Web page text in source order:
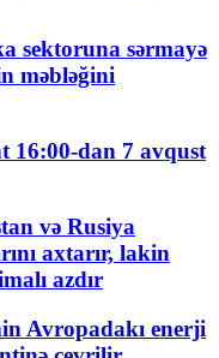
sektoruna sərmayə
məbləğini
16:00-dan 7 avqust
və Rusiya
axtarır, lakin
azdır
Avropadakı enerji